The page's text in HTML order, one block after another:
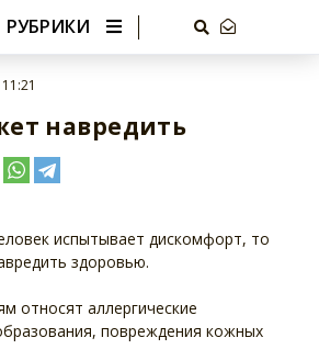
РУБРИКИ
навредить
испытывает дискомфорт, то
здоровью.
относят аллергические
повреждения кожных